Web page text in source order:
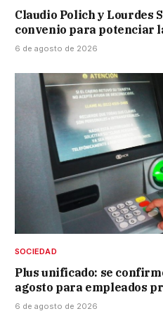
Claudio Polich y Lourdes
convenio para potenciar
6 de agosto de 2026
SOCIEDAD
Plus unificado: se
agosto para empleados
6 de agosto de 2026